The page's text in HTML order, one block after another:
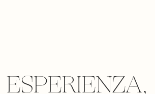
ESPERIENZA,